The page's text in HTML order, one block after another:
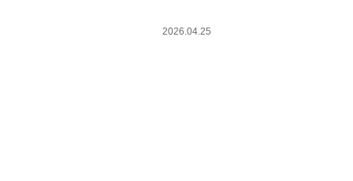
2026.04.25